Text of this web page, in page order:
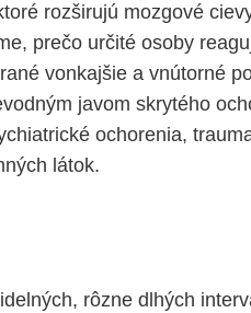
rozširujú mozgové
prečo určité osoby
vonkajšie a vnútorné
javom skrytého
ochorenia,
látok.
rôzne dlhých